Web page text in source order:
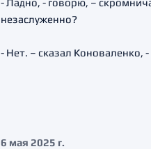
- Ладно, - говорю, –
незаслуженно?
- Нет. – сказал Коноваленко,
6 мая 2025 г.